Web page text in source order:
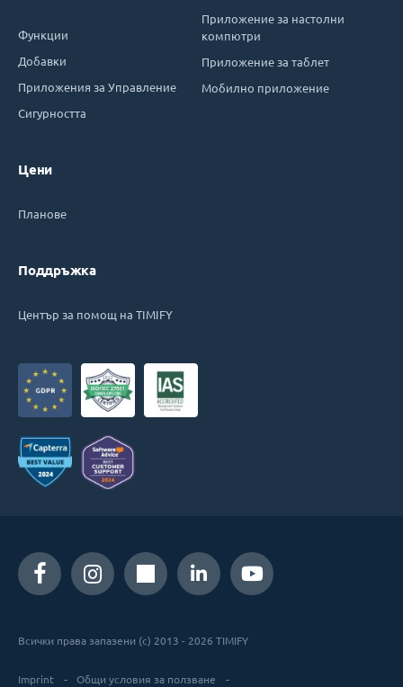
Функции
Добавки
Приложения за Управление
Сигурността
Цени
Планове
Поддръжка
Център за помощ на TIMIFY
Приложение за настолни
компютри
Приложение за таблет
Мобилно приложение
Всички права запазени (c) 2013 - 2026 TIMIFY
Imprint Общи условия за ползване